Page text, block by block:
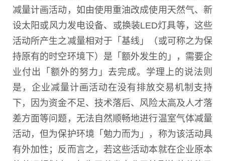
减量计画活动，如由使用重油改成使用天然气、新
设太阳或风力发电设备、或换装LED灯具等，这些
活动所产生之减量相对于「基线」（或可称之为保
持原有的时空环境下）是「额外发生的」，需要企
业付出「额外的努力」去完成。学理上的说法则
是，企业减量计画活动在没有排放交易机制支持
下，因为资金不足、技术落后、风险太高及人才落
差方面等问题，无法自然顺畅地进行温室气体减量
活动，但为保护环境「勉力而为」，称为该活动具
有外加性；反而言之，若这些活动本就在企业原本